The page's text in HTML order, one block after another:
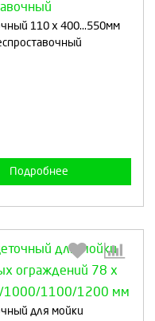
110 х 400...550мм
Подробнее
количество:
для мойки